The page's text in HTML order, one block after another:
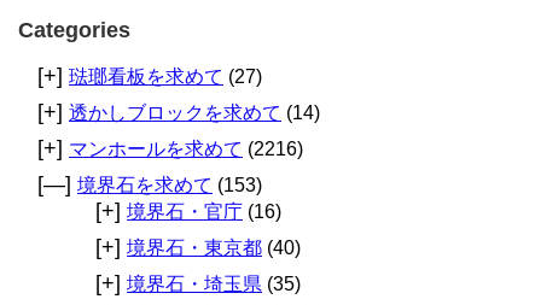
Categories
[+] 琺瑯看板を求めて (27)
[+] 透かしブロックを求めて (14)
[+] マンホールを求めて (2216)
[—] 境界石を求めて (153)
[+] 境界石・官庁 (16)
[+] 境界石・東京都 (40)
[+] 境界石・埼玉県 (35)